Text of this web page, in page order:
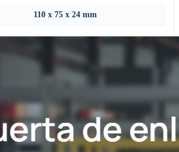
110 x 75 x 24 mm